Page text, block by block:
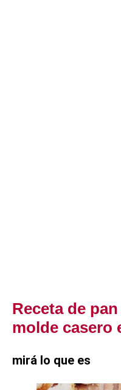
Receta de
molde casero
mirá lo que es